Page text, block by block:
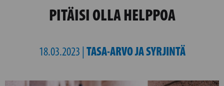
PITÄISI OLLA HELPPOA
18.03.2023 | TASA-ARVO JA SYRJINTÄ